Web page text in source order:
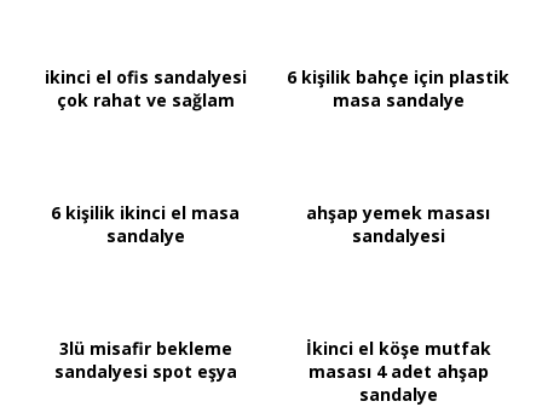
ikinci el ofis sandalyesi
çok rahat ve sağlam
6 kişilik bahçe için plastik
masa sandalye
6 kişilik ikinci el masa
sandalye
ahşap yemek masası
sandalyesi
3lü misafir bekleme
sandalyesi spot eşya
İkinci el köşe mutfak
masası 4 adet ahşap
sandalye